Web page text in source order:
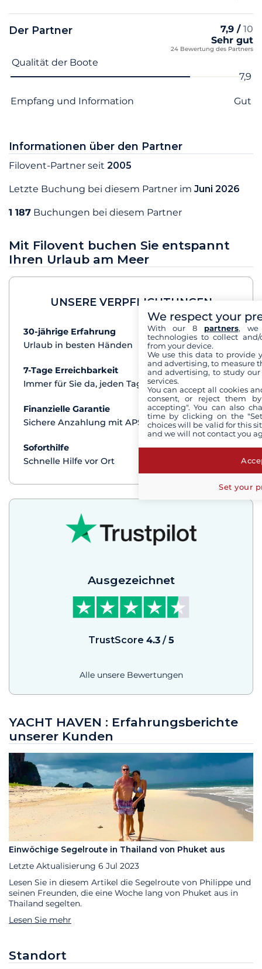
Der Partner 7,9 / 10
Sehr gut
24 Bewertung des Partners
Name des Kriteriums
Qualität der Boote
7,9
Empfang und Information Gut
Informationen über den Partner
Filovent-Partner seit 2005
Letzte Buchung bei diesem Partner im Juni 2026
1 187 Buchungen bei diesem Partner
Mit Filovent buchen Sie entspannt
Ihren Urlaub am Meer
UNSERE VERPFLICHTUNGEN
30-jährige Erfahrung
mehr+
Urlaub in besten Händen
7-Tage Erreichbarkeit
mehr+
Immer für Sie da, jeden Tag
Finanzielle Garantie
mehr+
Sichere Anzahlung mit APST
Soforthilfe
mehr+
Schnelle Hilfe vor Ort
Ausgezeichnet
TrustScore 4.3/ 5
Alle unsere Bewertungen
YACHT HAVEN : Erfahrungsberichte
unserer Kunden
Einwöchige Segelroute in Thailand von Phuket aus
Letzte Aktualisierung 6 Jul 2023
Lesen Sie in diesem Artikel die Segelroute von Philippe und
seinen Freunden, die eine Woche lang von Phuket aus in
Thailand segelten.
Lesen Sie mehr
Standort
We respect your
With our 8 partners, we
technologies to collect
from your device.
We use this data to provide
and advertising, to measure
and advertising, to study
services.
You can accept all cookies
consent, or reject them
accepting". You can also
time by clicking on the
choices will be valid for this
and we will not contact you
Set your